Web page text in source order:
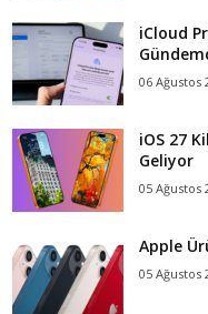
iCloud
06 Ağustos
iOS 27
Geliyor
05 Ağustos
Apple
05 Ağustos